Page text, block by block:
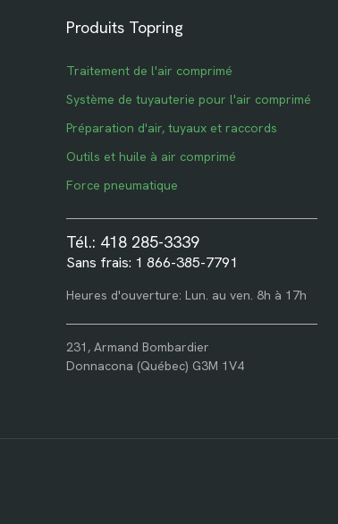
Produits Topring
Traitement de l'air comprimé
Système de tuyauterie pour l'air comprimé
Préparation d'air, tuyaux et raccords
Outils et huile à air comprimé
Force pneumatique
Tél.: 418 285-3339
Sans frais: 1 866-385-7791
Heures d'ouverture: Lun. au ven. 8h à 17h
231, Armand Bombardier
Donnacona (Québec) G3M 1V4